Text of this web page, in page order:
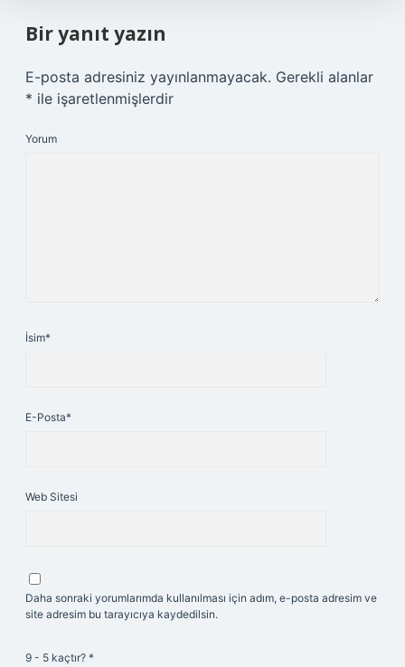
Bir yanıt yazın
E-posta adresiniz yayınlanmayacak. Gerekli alanlar
* ile işaretlenmişlerdir
Yorum
İsim*
E-Posta*
Web Sitesi
Daha sonraki yorumlarımda kullanılması için adım, e-posta adresim ve
site adresim bu tarayıcıya kaydedilsin.
9 - 5 kaçtır? *